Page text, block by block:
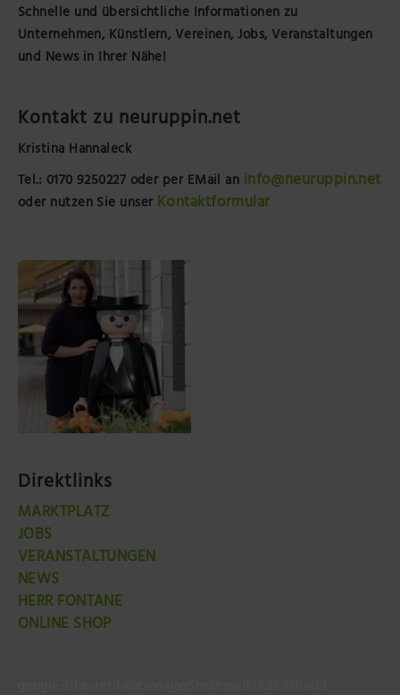
Schnelle und übersichtliche Informationen zu
Unternehmen, Künstlern, Vereinen, Jobs, Veranstaltungen
und News in Ihrer Nähe!
Kontakt zu neuruppin.net
Kristina Hannaleck
Tel.: 0170 9250227 oder per EMail an info@neuruppin.net
oder nutzen Sie unser Kontaktformular
Direktlinks
MARKTPLATZ
JOBS
VERANSTALTUNGEN
NEWS
HERR FONTANE
ONLINE SHOP